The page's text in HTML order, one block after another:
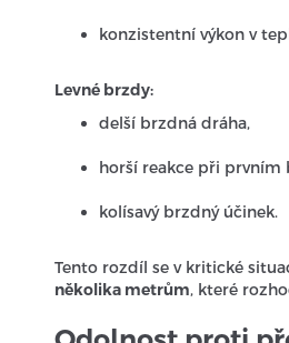
konzistentní výkon v
Levné brzdy:
delší brzdná dráha,
horší reakce při prvním
kolísavý brzdný účinek.
Tento rozdíl se v kritické
několika metrům, které